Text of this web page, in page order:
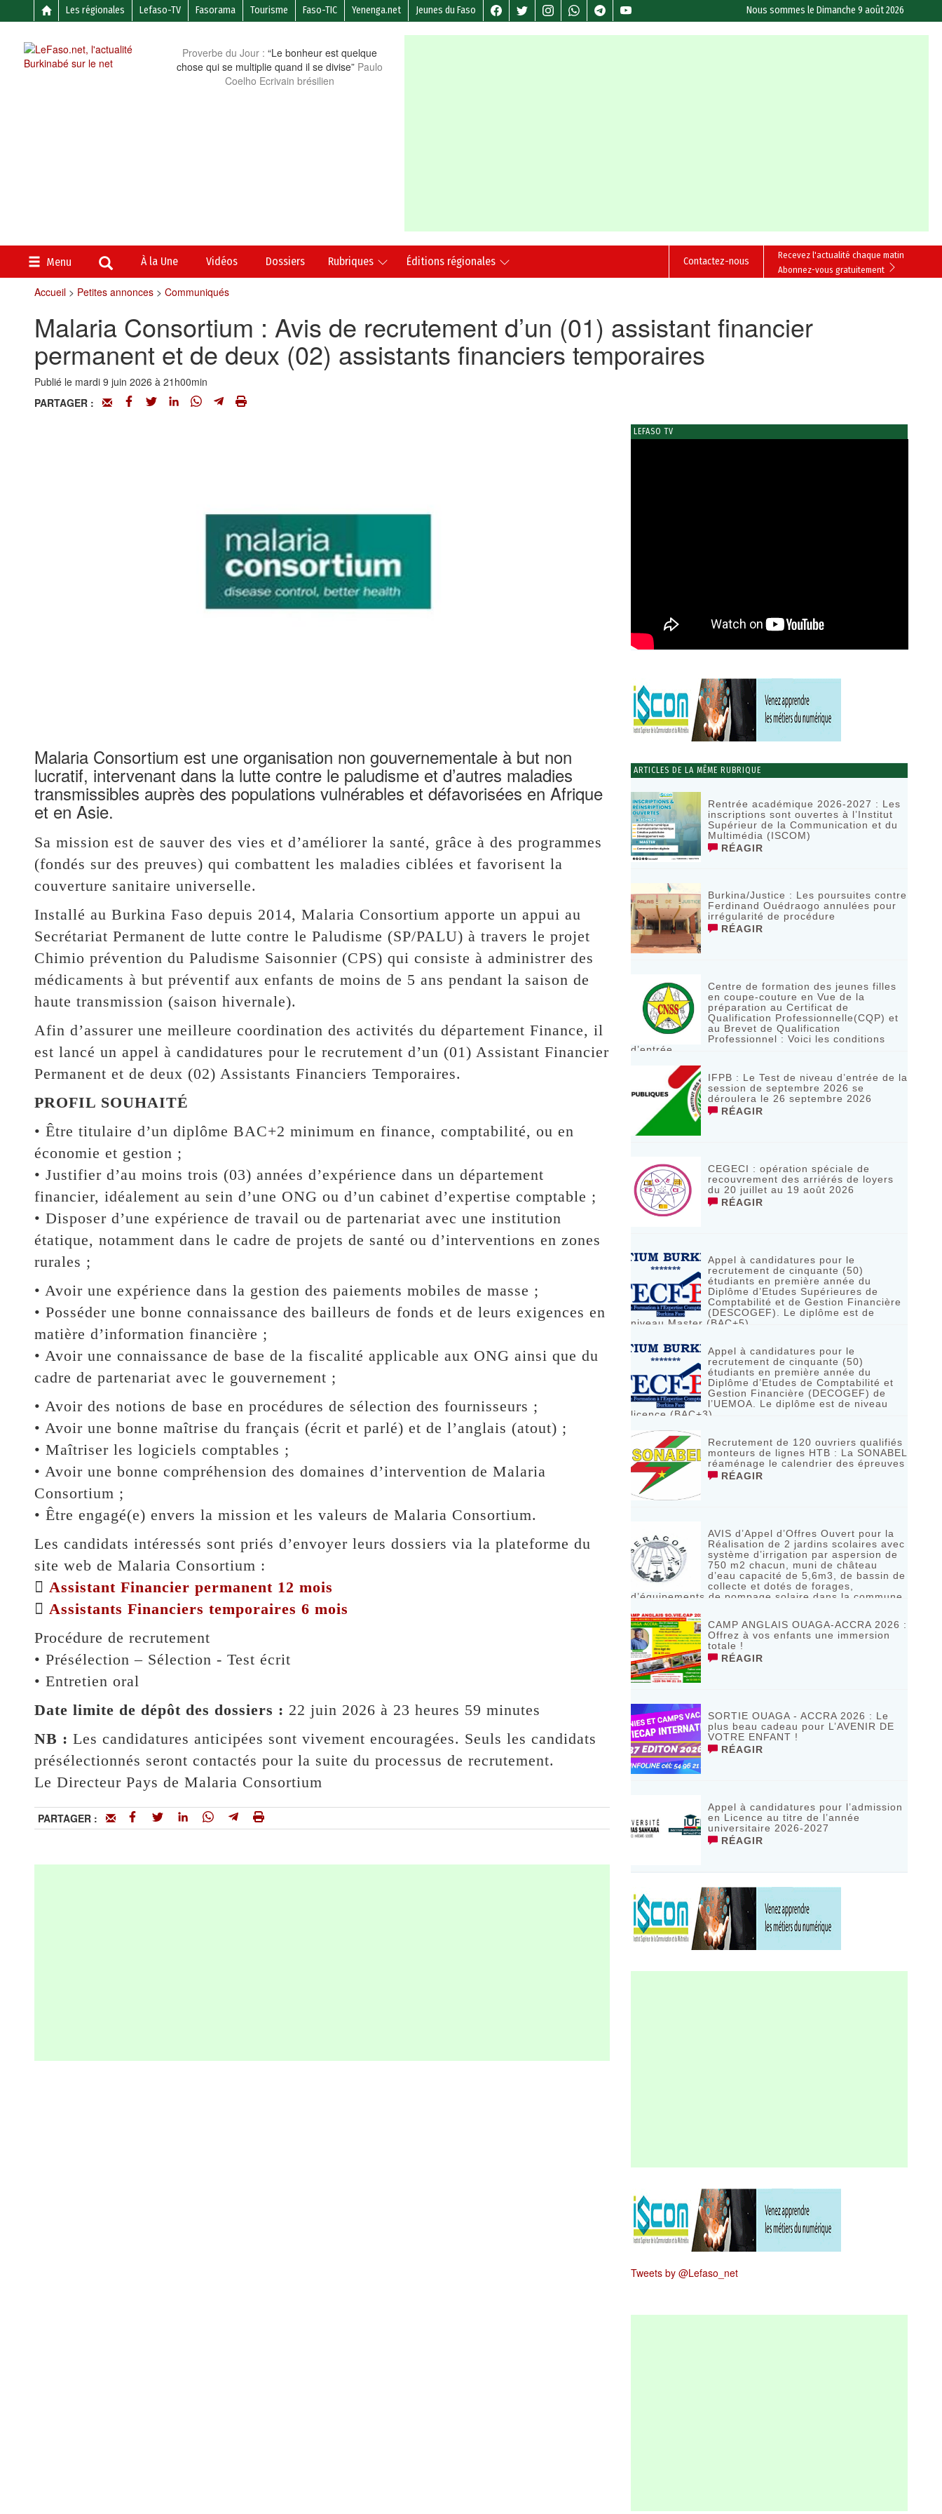
Les régionales Lefaso-TV Fasorama Tourisme Faso-TIC Yenenga.net Jeunes du Faso Nous sommes leDimanche 9 août 2026
Proverbe du Jour : “Le bonheur est quelque
chose qui se multiplie quand il se divise” Paulo
Coelho Ecrivain brésilien
Menu À la Une Vidéos Dossiers Rubriques Éditions régionales
Recevez l'actualité chaque matin
Abonnez-vous gratuitement
Contactez-nous
Accueil> Petites annonces> Communiqués
Malaria Consortium : Avis de recrutement d’un (01) assistant financier
permanent et de deux (02) assistants financiers temporaires
Publié le mardi 9 juin 2026 à 21h00min
PARTAGER :
Malaria Consortium est une organisation non gouvernementale à but non
lucratif, intervenant dans la lutte contre le paludisme et d’autres maladies
transmissibles auprès des populations vulnérables et défavorisées en Afrique
et en Asie.
Sa mission est de sauver des vies et d’améliorer la santé, grâce à des programmes
(fondés sur des preuves) qui combattent les maladies ciblées et favorisent la
couverture sanitaire universelle.
Installé au Burkina Faso depuis 2014, Malaria Consortium apporte un appui au
Secrétariat Permanent de lutte contre le Paludisme (SP/PALU) à travers le projet
Chimio prévention du Paludisme Saisonnier (CPS) qui consiste à administrer des
médicaments à but préventif aux enfants de moins de 5 ans pendant la saison de
haute transmission (saison hivernale).
Afin d’assurer une meilleure coordination des activités du département Finance, il
est lancé un appel à candidatures pour le recrutement d’un (01) Assistant Financier
Permanent et de deux (02) Assistants Financiers Temporaires.
PROFIL SOUHAITÉ
• Être titulaire d’un diplôme BAC+2 minimum en finance, comptabilité, ou en
économie et gestion ;
• Justifier d’au moins trois (03) années d’expérience dans un département
financier, idéalement au sein d’une ONG ou d’un cabinet d’expertise comptable ;
• Disposer d’une expérience de travail ou de partenariat avec une institution
étatique, notamment dans le cadre de projets de santé ou d’interventions en zones
rurales ;
• Avoir une expérience dans la gestion des paiements mobiles de masse ;
• Posséder une bonne connaissance des bailleurs de fonds et de leurs exigences en
matière d’information financière ;
• Avoir une connaissance de base de la fiscalité applicable aux ONG ainsi que du
cadre de partenariat avec le gouvernement ;
• Avoir des notions de base en procédures de sélection des fournisseurs ;
• Avoir une bonne maîtrise du français (écrit et parlé) et de l’anglais (atout) ;
• Maîtriser les logiciels comptables ;
• Avoir une bonne compréhension des domaines d’intervention de Malaria
Consortium ;
• Être engagé(e) envers la mission et les valeurs de Malaria Consortium.
Les candidats intéressés sont priés d’envoyer leurs dossiers via la plateforme du
site web de Malaria Consortium :
 Assistant Financier permanent 12 mois
 Assistants Financiers temporaires 6 mois
Procédure de recrutement
• Présélection – Sélection - Test écrit
• Entretien oral
Date limite de dépôt des dossiers : 22 juin 2026 à 23 heures 59 minutes
NB : Les candidatures anticipées sont vivement encouragées. Seuls les candidats
présélectionnés seront contactés pour la suite du processus de recrutement.
Le Directeur Pays de Malaria Consortium
PARTAGER :
LEFASO TV
ARTICLES DE LA MÊME RUBRIQUE
Rentrée académique 2026-2027 : Les
inscriptions sont ouvertes à l’Institut
Supérieur de la Communication et du
Multimédia (ISCOM)
RÉAGIR
Burkina/Justice : Les poursuites contre
Ferdinand Ouédraogo annulées pour
irrégularité de procédure
RÉAGIR
Centre de formation des jeunes filles
en coupe-couture en Vue de la
préparation au Certificat de
Qualification Professionnelle(CQP) et
au Brevet de Qualification
Professionnel : Voici les conditions
d’entrée
IFPB : Le Test de niveau d’entrée de la
session de septembre 2026 se
déroulera le 26 septembre 2026
RÉAGIR
CEGECI : opération spéciale de
recouvrement des arriérés de loyers
du 20 juillet au 19 août 2026
RÉAGIR
Appel à candidatures pour le
recrutement de cinquante (50)
étudiants en première année du
Diplôme d’Etudes Supérieures de
Comptabilité et de Gestion Financière
(DESCOGEF). Le diplôme est de
niveau Master (BAC+5)
Appel à candidatures pour le
recrutement de cinquante (50)
étudiants en première année du
Diplôme d’Etudes de Comptabilité et
Gestion Financière (DECOGEF) de
l’UEMOA. Le diplôme est de niveau
licence (BAC+3)
Recrutement de 120 ouvriers qualifiés
monteurs de lignes HTB : La SONABEL
réaménage le calendrier des épreuves
RÉAGIR
AVIS d’Appel d’Offres Ouvert pour la
Réalisation de 2 jardins scolaires avec
système d’irrigation par aspersion de
750 m2 chacun, muni de château
d’eau capacité de 5,6m3, de bassin de
collecte et dotés de forages,
d’équipements de pompage solaire dans la commune
RÉAGIR
CAMP ANGLAIS OUAGA-ACCRA 2026 :
Offrez à vos enfants une immersion
totale !
RÉAGIR
SORTIE OUAGA - ACCRA 2026 : Le
plus beau cadeau pour L’AVENIR DE
VOTRE ENFANT !
RÉAGIR
Appel à candidatures pour l’admission
en Licence au titre de l’année
universitaire 2026-2027
RÉAGIR
Tweets by @Lefaso_net